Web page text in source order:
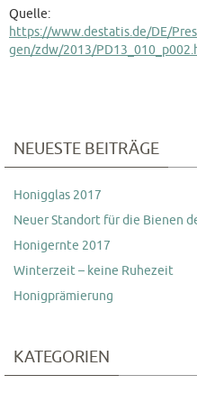
Quelle:
https://www.destatis.de/DE/
gen/zdw/2013/
NEUESTE BEITRÄGE
Honigglas 2017
Neuer Standort für die Bienen
Honigernte 2017
Winterzeit – keine Ruhezeit
Honigprämierung
KATEGORIEN